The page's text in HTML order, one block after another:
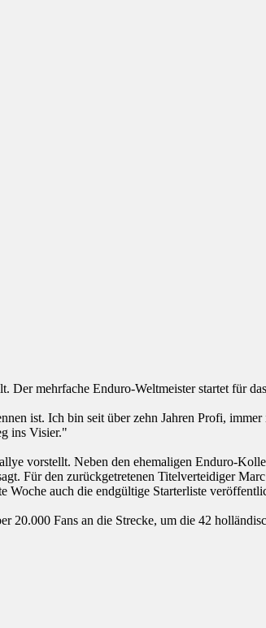
Der mehrfache Enduro-Weltmeister startet für
ist. Ich bin seit über zehn Jahren Profi, immer
ins Visier."
vorstellt. Neben den ehemaligen Enduro-
Für den zurückgetretenen Titelverteidiger
Woche auch die endgültige Starterliste
Fans an die Strecke, um die 42